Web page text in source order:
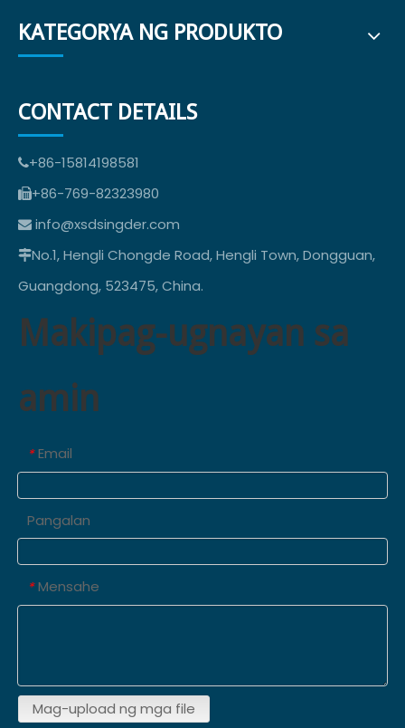
KATEGORYA NG PRODUKTO
CONTACT DETAILS
+86-15814198581
+86-769-82323980
 info@xsdsingder.com
No.1, Hengli Chongde Road, Hengli Town, Dongguan,
Guangdong, 523475, China.
Makipag-ugnayan sa
amin
* Email
Pangalan
* Mensahe
Mag-upload ng mga file